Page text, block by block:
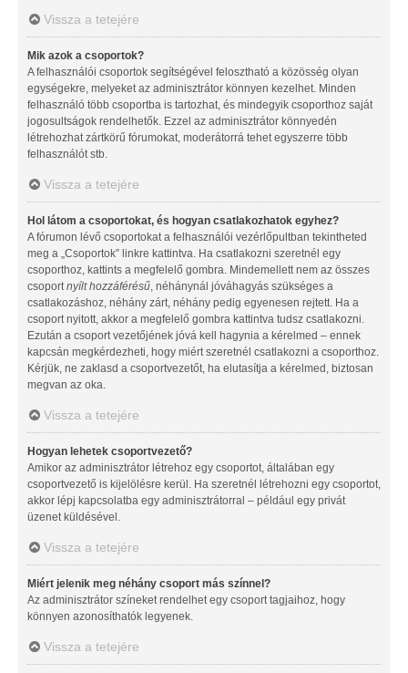
Vissza a tetejére
Mik azok a csoportok?
A felhasználói csoportok segítségével felosztható a közösség olyan
egységekre, melyeket az adminisztrátor könnyen kezelhet. Minden
felhasználó több csoportba is tartozhat, és mindegyik csoporthoz saját
jogosultságok rendelhetők. Ezzel az adminisztrátor könnyedén
létrehozhat zártkörű fórumokat, moderátorrá tehet egyszerre több
felhasználót stb.
Vissza a tetejére
Hol látom a csoportokat, és hogyan csatlakozhatok egyhez?
A fórumon lévő csoportokat a felhasználói vezérlőpultban tekintheted
meg a „Csoportok” linkre kattintva. Ha csatlakozni szeretnél egy
csoporthoz, kattints a megfelelő gombra. Mindemellett nem az összes
csoport nyílt hozzáférésű , néhánynál jóváhagyás szükséges a
csatlakozáshoz, néhány zárt, néhány pedig egyenesen rejtett. Ha a
csoport nyitott, akkor a megfelelő gombra kattintva tudsz csatlakozni.
Ezután a csoport vezetőjének jóvá kell hagynia a kérelmed – ennek
kapcsán megkérdezheti, hogy miért szeretnél csatlakozni a csoporthoz.
Kérjük, ne zaklasd a csoportvezetőt, ha elutasítja a kérelmed, biztosan
megvan az oka.
Vissza a tetejére
Hogyan lehetek csoportvezető?
Amikor az adminisztrátor létrehoz egy csoportot, általában egy
csoportvezető is kijelölésre kerül. Ha szeretnél létrehozni egy csoportot,
akkor lépj kapcsolatba egy adminisztrátorral – például egy privát
üzenet küldésével.
Vissza a tetejére
Miért jelenik meg néhány csoport más színnel?
Az adminisztrátor színeket rendelhet egy csoport tagjaihoz, hogy
könnyen azonosíthatók legyenek.
Vissza a tetejére